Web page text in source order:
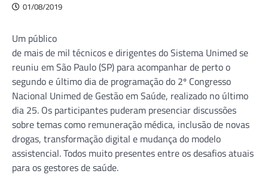
01/08/2019
Um público
de mais de mil técnicos e dirigentes do Sistema Unimed se
reuniu em São Paulo (SP) para acompanhar de perto o
segundo e último dia de programação do 2º Congresso
Nacional Unimed de Gestão em Saúde, realizado no último
dia 25. Os participantes puderam presenciar discussões
sobre temas como remuneração médica, inclusão de novas
drogas, transformação digital e mudança do modelo
assistencial. Todos muito presentes entre os desafios atuais
para os gestores de saúde.